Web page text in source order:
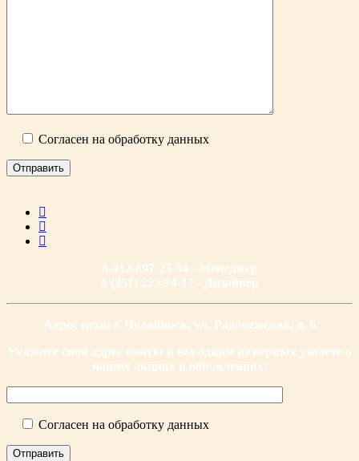
Согласен на обработку данных
8-912-897-23-34 - Менеджер
8 (351) 223-74-17 - Дизайнер
Адрес цеха: г. Челябинск, ул. Радонежская, д. 6
Укажите свой адрес почты и вы одним из первых узнаете о
наших акциях и обновлениях:
Согласен на обработку данных